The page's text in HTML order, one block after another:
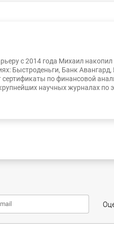
с 2014 года Михаил
Быстроденьги, Банк
сертификаты по финансовой
научных журналах по